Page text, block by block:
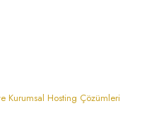
Kurumsal Hosting Çözümleri